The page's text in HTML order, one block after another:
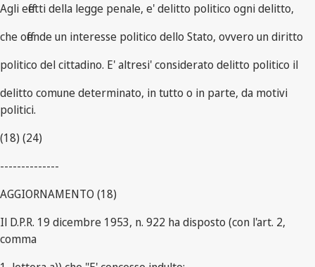
Agli effetti della legge penale, e' delitto politico ogni delitto,
che offende un interesse politico dello Stato, ovvero un diritto
politico del cittadino. E' altresi' considerato delitto politico il
delitto comune determinato, in tutto o in parte, da motivi
politici.
(18) (24)
--------------
AGGIORNAMENTO (18)
Il D.P.R. 19 dicembre 1953, n. 922 ha disposto (con l'art. 2,
comma